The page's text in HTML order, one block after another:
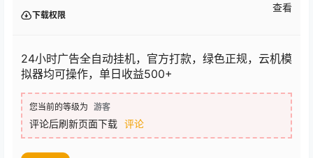
下载权限
查看
24小时广告全自动挂机，官方打款，绿色正规，云机模
拟器均可操作，单日收益500+
您当前的等级为 游客
评论后刷新页面下载 评论